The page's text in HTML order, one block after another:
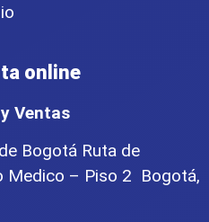
online
Ventas
Bogotá Ruta de
Medico – Piso 2 Bogotá,